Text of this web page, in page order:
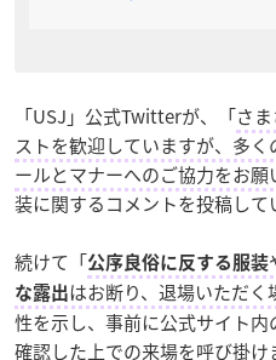
「USJ」公式Twitterが、「さ
ストを歓迎していますが、多
ールとマナーへのご協力をお願
装に関するコメントを投稿して
続けて「公序良俗に反する服装
な露出はお断り、退場いただく
性を示し、事前に公式サイト
確認した上での来場を呼び掛け